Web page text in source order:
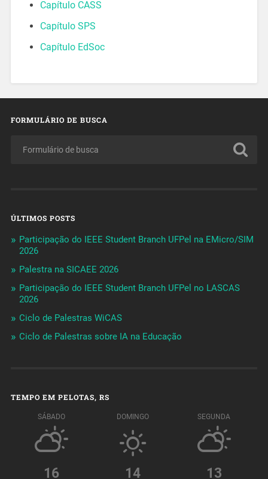
Capítulo CASS
Capítulo SPS
Capítulo EdSoc
FORMULÁRIO DE BUSCA
ÚLTIMOS POSTS
Participação do IEEE Student Branch UFPel na EMicro/SIM
2026
Palestra na SICAEE 2026
Participação do IEEE Student Branch UFPel no LASCAS
2026
Ciclo de Palestras WiCAS
Ciclo de Palestras sobre IA na Educação
TEMPO EM PELOTAS, RS
SÁBADO
16
DOMINGO
14
SEGUNDA
13